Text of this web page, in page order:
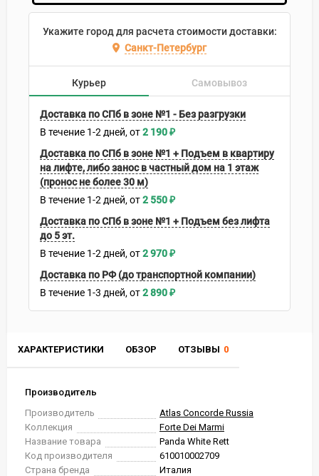
ХАРАКТЕРИСТИКИ ОБЗОР ОТЗЫВЫ 0
Производитель
Производитель
Atlas Concorde Russia
Коллекция
Forte Dei Marmi
Название товара
Panda White Rett
Код производителя
610010002709
Страна бренда
Италия
Укажите город для расчета стоимости доставки:
Санкт-Петербург
Курьер Самовывоз
Доставка по СПб в зоне №1 - Без разгрузки
В течение 1-2 дней 2 190₽
Доставка по СПб в зоне №1 + Подъем в квартиру
на лифте, либо занос в частный дом на 1 этаж
(пронос не более 30 м)
В течение 1-2 дней 2 550₽
Доставка по СПб в зоне №1 + Подъем без лифта
до 5 эт.
В течение 1-2 дней 2 970₽
Доставка по РФ (до транспортной компании)
В течение 1-3 дней 2 890₽